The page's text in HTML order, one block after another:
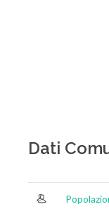
Dati